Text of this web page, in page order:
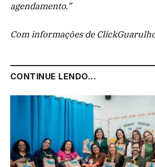
agendamento.”
Com informações de
CONTINUE LENDO...